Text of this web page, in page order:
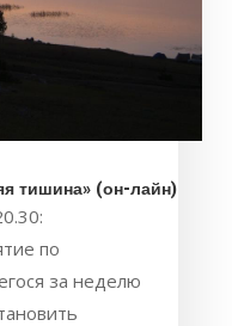
тишина» (он-лайн)
по
за неделю